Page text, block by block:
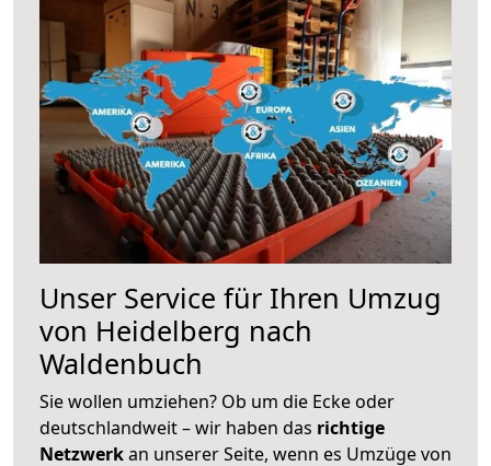
Unser Service für Ihren Umzug
von Heidelberg nach
Waldenbuch
Sie wollen umziehen? Ob um die Ecke oder
deutschlandweit – wir haben das richtige
Netzwerkan unserer Seite, wenn es Umzüge von